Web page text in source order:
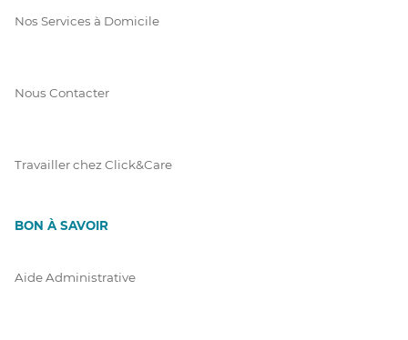
Nos Services à Domicile
Nous Contacter
Travailler chez Click&Care
BON À SAVOIR
Aide Administrative